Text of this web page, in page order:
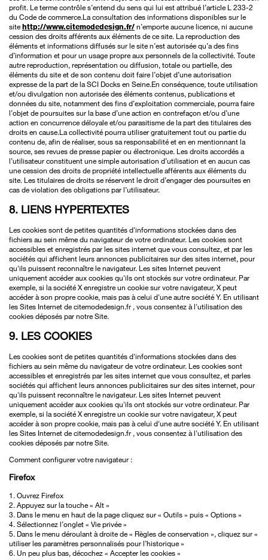
profit. Le terme contrôle s’entend du sens qui lui est attribué l’article L 233-2
du Code de commerce.La consultation des informations disponibles sur le
sitehttp://www.citemodedesign.fr/n’emporte aucune licence, ni aucune
cession des droits afférents aux éléments de ce site. La reproduction des
éléments et informations diffusés sur le site n’est autorisée qu’a des fins
d’information et pour un usage propre aux personnels de la collectivité. Toute
autre reproduction, représentation ou diffusion, totale ou partielle, des
éléments du site et de son contenu doit faire l’objet d’une autorisation
expresse de la part de la SCI Docks en Seine.En conséquence, toute utilisation
et/ou divulgation non autorisée des éléments contenus, publications et
données du site, notamment des fins d’exploitation commerciale, pourra faire
l’objet de poursuites sur la base d’une action en contrefaçon et/ou d’une
action en concurrence déloyale et/ou parasitisme de la part des titulaires des
droits en cause.La collectivité pourra utiliser gratuitement tout ou partie du
contenu de, afin de réaliser, sous sa responsabilité et en en mentionnant la
source, ses revues de presse papier ou électronique. Les droits accordés a
l’utilisateur constituent une simple autorisation d’utilisation et en aucun cas
une cession des droits de propriété intellectuelle afférents aux éléments du
site. Les titulaires de droits se réservent le droit d’engager des poursuites en
cas de violation des obligations par l’utilisateur.
8. LIENS HYPERTEXTES
Les cookies sont de petites quantités d'informations stockées dans des
fichiers au sein même du navigateur de votre ordinateur. Les cookies sont
accessibles et enregistrés par les sites internet que vous consultez, et par les
sociétés qui affichent leurs annonces publicitaires sur des sites internet, pour
qu'ils puissent reconnaître le navigateur. Les sites Internet peuvent
uniquement accéder aux cookies qu'ils ont stockés sur votre ordinateur. Par
exemple, si la société X enregistre un cookie sur votre navigateur, X peut
accéder à son propre cookie, mais pas à celui d'une autre société Y. En utilisant
les Sites Internet de citemodedesign.fr , vous consentez à l'utilisation des
cookies déposés par notre Site.
9. LES COOKIES
Les cookies sont de petites quantités d'informations stockées dans des
fichiers au sein même du navigateur de votre ordinateur. Les cookies sont
accessibles et enregistrés par les sites internet que vous consultez, et parles
sociétés qui affichent leurs annonces publicitaires sur des sites internet, pour
qu'ils puissent reconnaître le navigateur. Les sites Internet peuvent
uniquement accéder aux cookies qu'ils ont stockés sur votre ordinateur. Par
exemple, si la société X enregistre un cookie sur votre navigateur, X peut
accéder à son propre cookie, mais pas à celui d'une autre société Y. En utilisant
les Sites Internet de citemodedesign.fr , vous consentez à l'utilisation des
cookies déposés par notre Site.
Comment configurer votre navigateur :
Firefox
1. Ouvrez Firefox
2. Appuyez sur la touche « Alt »
3. Dans le menu en haut de la page cliquez sur « Outils » puis « Options »
4. Sélectionnez l’onglet « Vie privée »
5. Dans le menu déroulant à droite de « Règles de conservation », cliquez sur «
utiliser les paramètres personnalisés pour l’historique »
6. Un peu plus bas, décochez « Accepter les cookies »